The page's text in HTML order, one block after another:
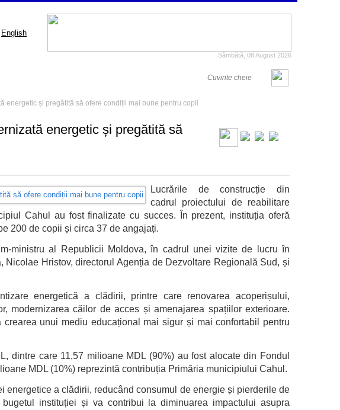
English
Sâmbătă, 08 August 2026
energetic și pregătită să ofere condiții mai bune pentru copii
energetic și pregătită să
Lucrările de construcție din
cadrul proiectului de reabilitare
Cahul au fost finalizate cu succes. În prezent, instituția oferă
200 de copii și circa 37 de angajați.
ministru al Republicii Moldova, în cadrul unei vizite de lucru în
Hristov, directorul Agenția de Dezvoltare Regională Sud, și
energetică a clădirii, printre care renovarea acoperișului,
modernizarea căilor de acces și amenajarea spațiilor exterioare.
unui mediu educațional mai sigur și mai confortabil pentru
dintre care 11,57 milioane MDL (90%) au fost alocate din Fondul
MDL (10%) reprezintă contribuția Primăria municipiului Cahul.
energetice a clădirii, reducând consumul de energie și pierderile de
instituției și va contribui la diminuarea impactului asupra